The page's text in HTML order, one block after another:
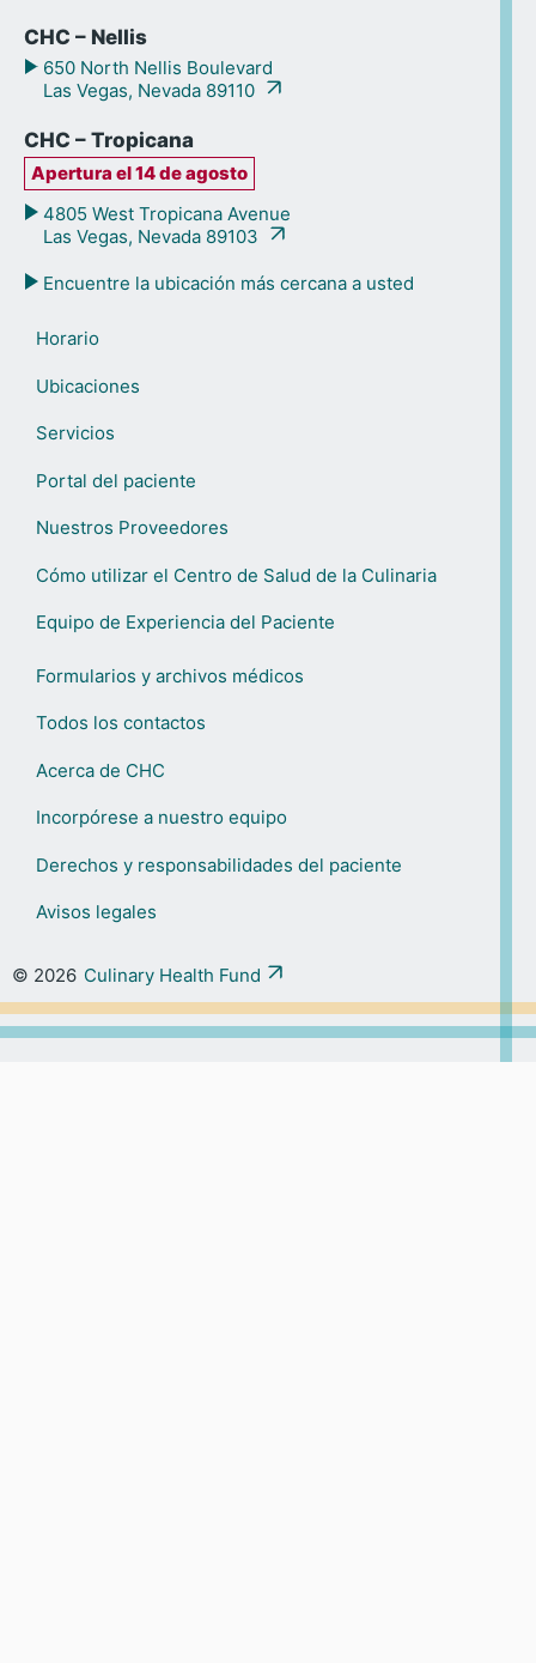
CHC – Nellis
650 North Nellis Boulevard
Las Vegas, Nevada 89110
CHC – Tropicana
Apertura el 14 de agosto
4805 West Tropicana Avenue
Las Vegas, Nevada 89103
Encuentre la ubicación más cercana a usted
Horario
Ubicaciones
Servicios
Portal del paciente
Nuestros Proveedores
Cómo utilizar el Centro de Salud de la Culinaria
Equipo de Experiencia del Paciente
Formularios y archivos médicos
Todos los contactos
Acerca de CHC
Incorpórese a nuestro equipo
Derechos y responsabilidades del paciente
Avisos legales
© 2026 Culinary Health Fund